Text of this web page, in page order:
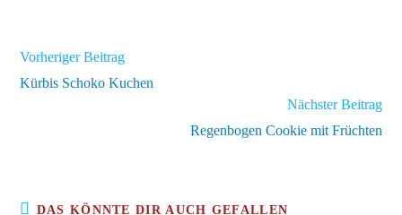
Weitere
ansehen
Vorheriger Beitrag
Kürbis Schoko Kuchen
Nächster Beitrag
Regenbogen Cookie mit Früchten
DAS KÖNNTE DIR AUCH GEFALLEN